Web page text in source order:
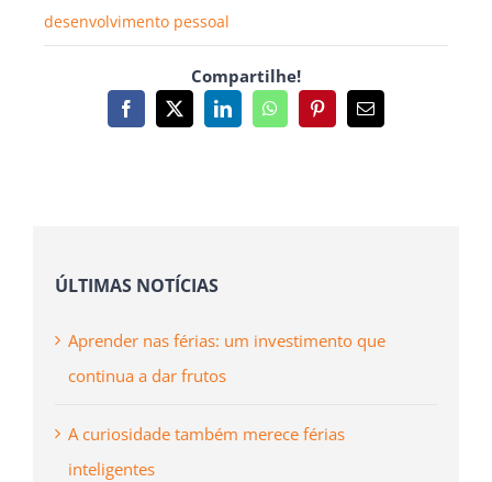
desenvolvimento pessoal
Compartilhe!
Facebook
X LinkedInWhatsAppPinterestEmail
(necessário
ÚLTIMAS NOTÍCIAS
Aprender nas férias: um investimento que
continua a dar frutos
A curiosidade também merece férias
inteligentes